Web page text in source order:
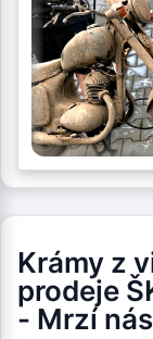
Krámy z
prodeje
- Mrzí